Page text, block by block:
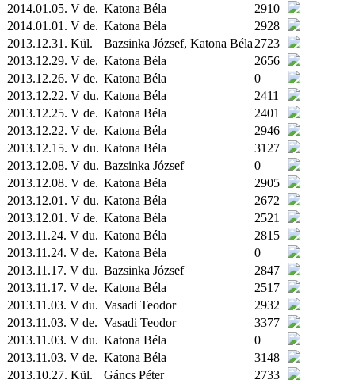
2014.01.05. V de. Katona Béla
2910
2014.01.01. V de. Katona Béla
2928
2013.12.31. Kül. Bazsinka József, Katona Béla 2723
2013.12.29. V de. Katona Béla
2656
2013.12.26. V de. Katona Béla
0
2013.12.22. V du. Katona Béla
2411
2013.12.25. V de. Katona Béla
2401
2013.12.22. V de. Katona Béla
2946
2013.12.15. V du. Katona Béla
3127
2013.12.08. V du. Bazsinka József
0
2013.12.08. V de. Katona Béla
2905
2013.12.01. V du. Katona Béla
2672
2013.12.01. V de. Katona Béla
2521
2013.11.24. V du. Katona Béla
2815
2013.11.24. V de. Katona Béla
0
2013.11.17. V du. Bazsinka József
2847
2013.11.17. V de. Katona Béla
2517
2013.11.03. V du. Vasadi Teodor
2932
2013.11.03. V de. Vasadi Teodor
3377
2013.11.03. V du. Katona Béla
0
2013.11.03. V de. Katona Béla
3148
2013.10.27. Kül. Gáncs Péter 2733